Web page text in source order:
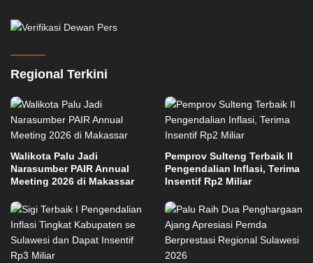
Regional Terkini
Walikota Palu Jadi
Narasumber PAIR Annual
Meeting 2026 di Makassar
Pemprov Sulteng Terbaik II
Pengendalian Inflasi, Terima
Insentif Rp2 Miliar